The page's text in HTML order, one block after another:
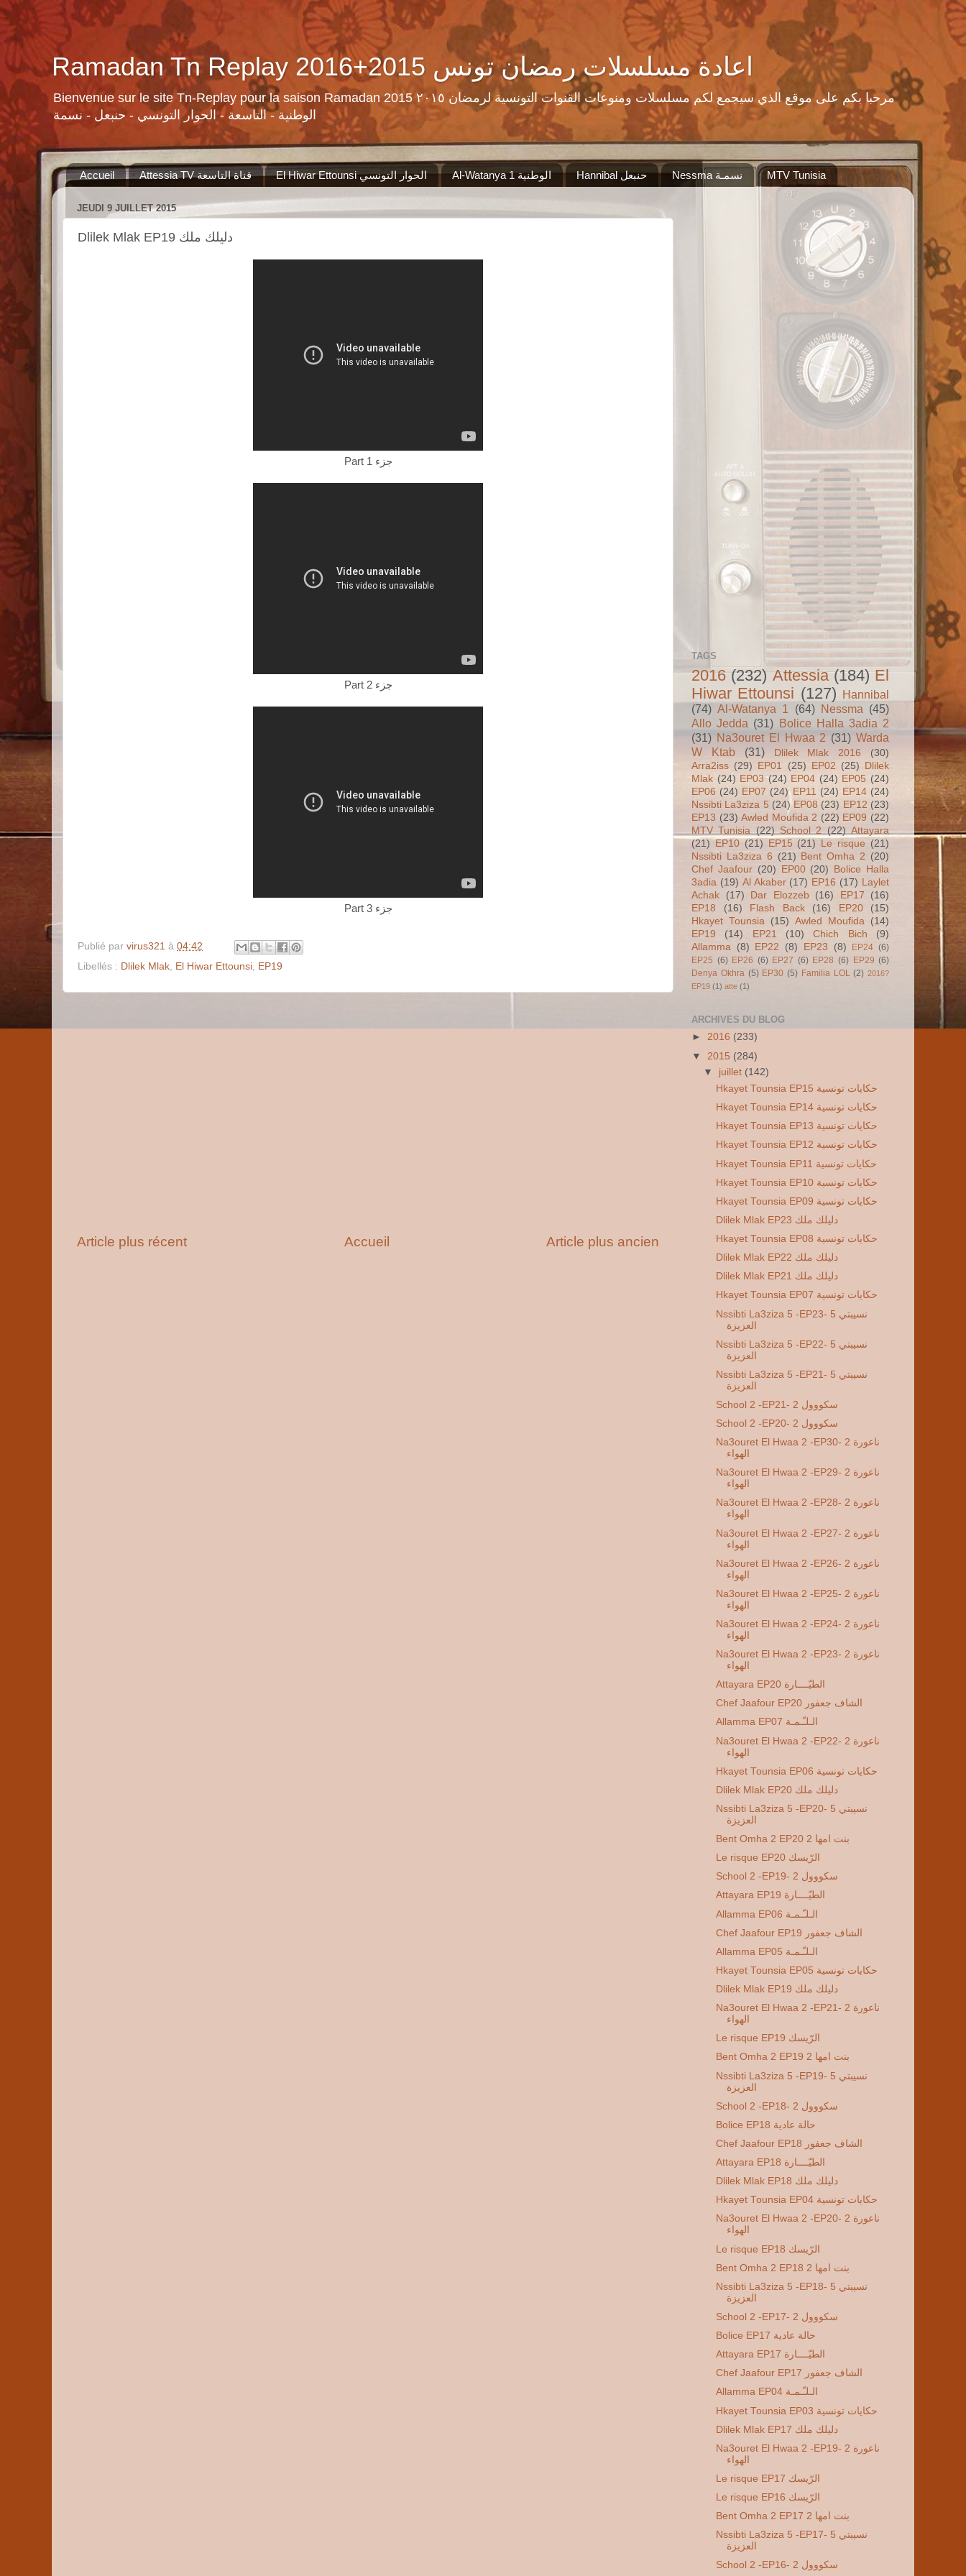
Ramadan Tn Replay 2016+2015 اعادة مسلسلات رمضان تونس
Bienvenue sur le site Tn-Replay pour la saison Ramadan 2015 مرحبا بكم على موقع الذي سيجمع لكم مسلسلات ومنوعات القنوات التونسية لرمضان ٢٠١٥
الوطنية - التاسعة - الحوار التونسي - حنبعل - نسمة
Accueil Attessia TV قناة التاسعة El Hiwar Ettounsi الحوار التونسي Al-Watanya 1 الوطنية Hannibal حنبعل‬ MTV Tunisia
JEUDI 9 JUILLET 2015
Dlilek Mlak EP19 دليلك ملك
Part 1 جزء
Part 2 جزء
Part 3 جزء
Publié par virus321 à 04:42
Libellés : Dlilek Mlak El Hiwar Ettounsi EP19
Article plus récent Article plus ancien
Accueil
TAGS
2016 (232) Attessia (184) El
Hiwar Ettounsi (127) Hannibal
(74) Al-Watanya 1 (64) Nessma (45)
Allo Jedda (31) Bolice Halla 3adia 2
(31) Na3ouret El Hwaa 2 (31) Warda
W Ktab
(31) Dlilek Mlak 2016
(30)
Arra2iss (29) EP01 (25) EP02 (25) Dlilek
Mlak (24) EP03 (24) EP04 (24) EP05 (24)
EP06 (24) EP07 (24) EP11 (24) EP14 (24)
Nssibti La3ziza 5 (24) EP08 (23) EP12 (23)
EP13 (23) Awled Moufida 2 (22) EP09 (22)
MTV Tunisia (22) School 2 (22) Attayara
(21) EP10 (21) EP15 (21) Le risque (21)
Nssibti La3ziza 6 (21) Bent Omha 2 (20)
Chef Jaafour (20) EP00 (20) Bolice Halla
3adia (19) Al Akaber (17) EP16 (17) Laylet
Achak
(17) Dar Elozzeb (16) EP17
(16)
EP18
(16) Flash Back (16) EP20
(15)
Hkayet Tounsia
(15) Awled Moufida
(14)
EP19
(14) EP21 (10) Chich Bich
(9)
Allamma
(8) EP22 (8) EP23 (8) EP24 (6)
EP25 (6) EP26 (6) EP27 (6) EP28 (6) EP29 (6)
Denya Okhra (5) EP30 (5) Familia LOL (2) 2016?
EP19 (1) atte (1)
ARCHIVES DU BLOG
► 2016 (233)
▼ 2015 (284)
▼ juillet (142)
Hkayet Tounsia EP15 حكايات تونسية
Hkayet Tounsia EP14 حكايات تونسية
Hkayet Tounsia EP13 حكايات تونسية
Hkayet Tounsia EP12 حكايات تونسية
Hkayet Tounsia EP11 حكايات تونسية
Hkayet Tounsia EP10 حكايات تونسية
Hkayet Tounsia EP09 حكايات تونسية
Dlilek Mlak EP23 دليلك ملك
Hkayet Tounsia EP08 حكايات تونسية
Dlilek Mlak EP22 دليلك ملك
Dlilek Mlak EP21 دليلك ملك
Hkayet Tounsia EP07 حكايات تونسية
Nssibti La3ziza 5 -EP23- 5 نسيبتي
العزيزة
Nssibti La3ziza 5 -EP22- 5 نسيبتي
العزيزة
Nssibti La3ziza 5 -EP21- 5 نسيبتي
العزيزة
School 2 -EP21- 2 سكووول
School 2 -EP20- 2 سكووول
Na3ouret El Hwaa 2 -EP30- 2 ناعورة
الهواء
Na3ouret El Hwaa 2 -EP29- 2 ناعورة
الهواء
Na3ouret El Hwaa 2 -EP28- 2 ناعورة
الهواء
Na3ouret El Hwaa 2 -EP27- 2 ناعورة
الهواء
Na3ouret El Hwaa 2 -EP26- 2 ناعورة
الهواء
Na3ouret El Hwaa 2 -EP25- 2 ناعورة
الهواء
Na3ouret El Hwaa 2 -EP24- 2 ناعورة
الهواء
Na3ouret El Hwaa 2 -EP23- 2 ناعورة
الهواء
Attayara EP20 الطيّــــارة
Chef Jaafour EP20 الشاف جعفور
Allamma EP07 الـلـّـمـة
Na3ouret El Hwaa 2 -EP22- 2 ناعورة
الهواء
Hkayet Tounsia EP06 حكايات تونسية
Dlilek Mlak EP20 دليلك ملك
Nssibti La3ziza 5 -EP20- 5 نسيبتي
العزيزة
Bent Omha 2 EP20 2 بنت امها
Le risque EP20 الرّيسك
School 2 -EP19- 2 سكووول
Attayara EP19 الطيّــــارة
Allamma EP06 الـلـّـمـة
Chef Jaafour EP19 الشاف جعفور
Allamma EP05 الـلـّـمـة
Hkayet Tounsia EP05 حكايات تونسية
Dlilek Mlak EP19 دليلك ملك
Na3ouret El Hwaa 2 -EP21- 2 ناعورة
الهواء
Le risque EP19 الرّيسك
Bent Omha 2 EP19 2 بنت امها
Nssibti La3ziza 5 -EP19- 5 نسيبتي
العزيزة
School 2 -EP18- 2 سكووول
Bolice EP18 حالة عادية
Chef Jaafour EP18 الشاف جعفور
Attayara EP18 الطيّــــارة
Dlilek Mlak EP18 دليلك ملك
Hkayet Tounsia EP04 حكايات تونسية
Na3ouret El Hwaa 2 -EP20- 2 ناعورة
الهواء
Le risque EP18 الرّيسك
Bent Omha 2 EP18 2 بنت امها
Nssibti La3ziza 5 -EP18- 5 نسيبتي
العزيزة
School 2 -EP17- 2 سكووول
Bolice EP17 حالة عادية
Attayara EP17 الطيّــــارة
Chef Jaafour EP17 الشاف جعفور
Allamma EP04 الـلـّـمـة
Hkayet Tounsia EP03 حكايات تونسية
Dlilek Mlak EP17 دليلك ملك
Na3ouret El Hwaa 2 -EP19- 2 ناعورة
الهواء
Le risque EP17 الرّيسك
Le risque EP16 الرّيسك
Bent Omha 2 EP17 2 بنت امها
Nssibti La3ziza 5 -EP17- 5 نسيبتي
العزيزة
School 2 -EP16- 2 سكووول